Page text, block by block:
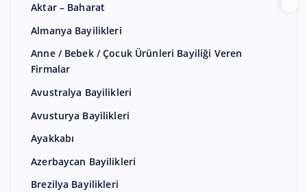
Aktar – Baharat
Almanya Bayilikleri
Anne / Bebek / Çocuk Ürünleri Bayiliği Veren
Firmalar
Avustralya Bayilikleri
Avusturya Bayilikleri
Ayakkabı
Azerbaycan Bayilikleri
Brezilya Bayilikleri